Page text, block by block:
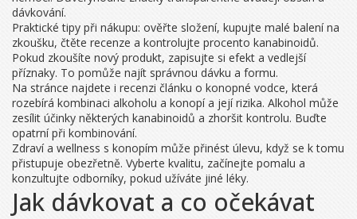
dávkování.
Praktické tipy při nákupu: ověřte složení, kupujte malé balení na
zkoušku, čtěte recenze a kontrolujte procento kanabinoidů.
Pokud zkoušíte nový produkt, zapisujte si efekt a vedlejší
příznaky. To pomůže najít správnou dávku a formu.
Na stránce najdete i recenzi článku o konopné vodce, která
rozebírá kombinaci alkoholu a konopí a její rizika. Alkohol může
zesílit účinky některých kanabinoidů a zhoršit kontrolu. Buďte
opatrní při kombinování.
Zdraví a wellness s konopím může přinést úlevu, když se k tomu
přistupuje obezřetně. Vyberte kvalitu, začínejte pomalu a
konzultujte odborníky, pokud užíváte jiné léky.
Jak dávkovat a co očekávat